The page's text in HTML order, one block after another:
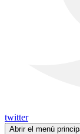
twitter
Abrir el menú